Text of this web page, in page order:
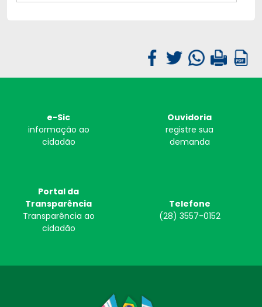
e-Sic
informação ao
cidadão
Ouvidoria
registre sua
demanda
Portal da
Transparência
Transparência ao
cidadão
Telefone
(28) 3557-0152